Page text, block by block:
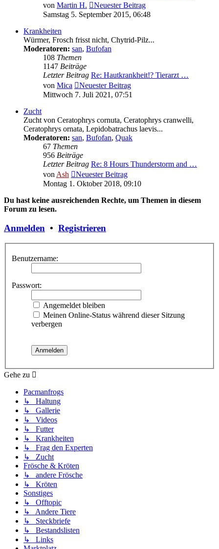
von Martin H.
Neuester Beitrag
Samstag 5. September 2015, 06:48
Krankheiten
Würmer, Frosch frisst nicht, Chytrid-Pilz...
Moderatoren: san, Bufofan
108 Themen
1147 Beiträge
Letzter Beitrag Re: Hautkrankheit!? Tierarzt …
von Mica
Neuester Beitrag
Mittwoch 7. Juli 2021, 07:51
Zucht
Zucht von Ceratophrys cornuta, Ceratophrys cranwelli,
Ceratophrys ornata, Lepidobatrachus laevis...
Moderatoren: san, Bufofan, Quak
67 Themen
956 Beiträge
Letzter Beitrag Re: 8 Hours Thunderstorm and …
von Ash
Neuester Beitrag
Montag 1. Oktober 2018, 09:10
Du hast keine ausreichenden Rechte, um Themen in diesem
Forum zu lesen.
Anmelden • Registrieren
Benutzername:
Passwort:
Angemeldet bleiben
Meinen Online-Status während dieser Sitzung
verbergen
Gehe zu
Pacmanfrogs
↳ Haltung
↳ Gallerie
↳ Videos
↳ Futter
↳ Krankheiten
↳ Frag den Experten
↳ Zucht
Frösche & Kröten
↳ andere Frösche
↳ Kröten
Sonstiges
↳ Offtopic
↳ Andere Tiere
↳ Steckbriefe
↳ Bestandslisten
↳ Links